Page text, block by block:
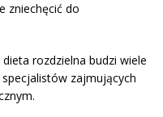
zniechęcić do
rozdzielna budzi wiele
zajmujących